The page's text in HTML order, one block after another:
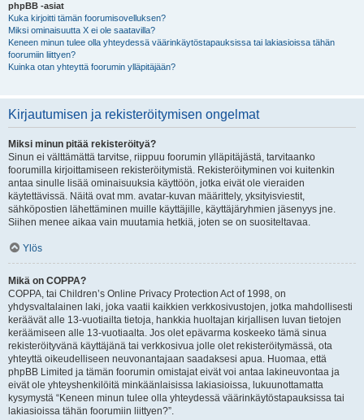
phpBB -asiat
Kuka kirjoitti tämän foorumisovelluksen?
Miksi ominaisuutta X ei ole saatavilla?
Keneen minun tulee olla yhteydessä väärinkäytöstapauksissa tai lakiasioissa tähän
foorumiin liittyen?
Kuinka otan yhteyttä foorumin ylläpitäjään?
Kirjautumisen ja rekisteröitymisen ongelmat
Miksi minun pitää rekisteröityä?
Sinun ei välttämättä tarvitse, riippuu foorumin ylläpitäjästä, tarvitaanko
foorumilla kirjoittamiseen rekisteröitymistä. Rekisteröityminen voi kuitenkin
antaa sinulle lisää ominaisuuksia käyttöön, jotka eivät ole vieraiden
käytettävissä. Näitä ovat mm. avatar-kuvan määrittely, yksityisviestit,
sähköpostien lähettäminen muille käyttäjille, käyttäjäryhmien jäsenyys jne.
Siihen menee aikaa vain muutamia hetkiä, joten se on suositeltavaa.
Ylös
Mikä on COPPA?
COPPA, tai Children’s Online Privacy Protection Act of 1998, on
yhdysvaltalainen laki, joka vaatii kaikkien verkkosivustojen, jotka mahdollisesti
keräävät alle 13-vuotiailta tietoja, hankkia huoltajan kirjallisen luvan tietojen
keräämiseen alle 13-vuotiaalta. Jos olet epävarma koskeeko tämä sinua
rekisteröityvänä käyttäjänä tai verkkosivua jolle olet rekisteröitymässä, ota
yhteyttä oikeudelliseen neuvonantajaan saadaksesi apua. Huomaa, että
phpBB Limited ja tämän foorumin omistajat eivät voi antaa lakineuvontaa ja
eivät ole yhteyshenkilöitä minkäänlaisissa lakiasioissa, lukuunottamatta
kysymystä “Keneen minun tulee olla yhteydessä väärinkäytöstapauksissa tai
lakiasioissa tähän foorumiin liittyen?”.